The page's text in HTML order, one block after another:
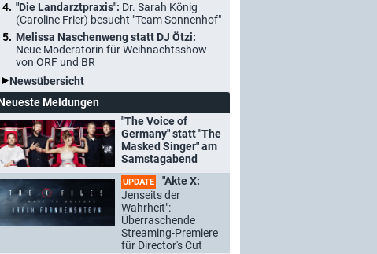
"Die Landarztpraxis": Dr. Sarah König
(Caroline Frier) besucht "Team Sonnenhof"
Melissa Naschenweng statt DJ Ötzi:
Neue Moderatorin für Weihnachtsshow
von ORF und BR
Newsübersicht
Meldungen
"The Voice of
Germany" statt "The
Masked Singer" am
Samstagabend
UPDATE
"Akte X:
Jenseits der
Wahrheit":
Überraschende
Streaming-Premiere
für Director's Cut